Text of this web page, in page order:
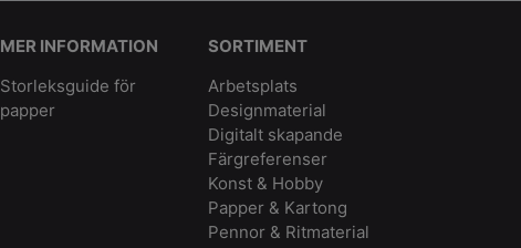
MER INFORMATION
Storleksguide för
papper
SORTIMENT
Arbetsplats
Designmaterial
Digitalt skapande
Färgreferenser
Konst & Hobby
Papper & Kartong
Pennor & Ritmaterial